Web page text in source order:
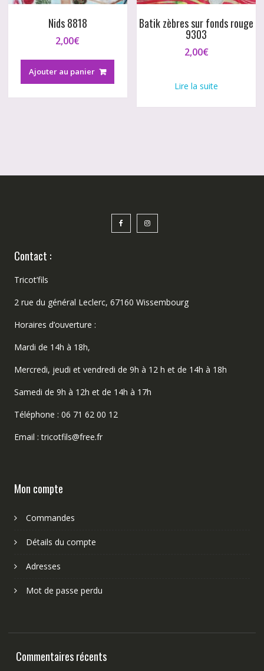
Nids 8818
2,00€
Ajouter au panier
Batik zèbres sur fonds rouge
9303
2,00€
Lire la suite
Contact :
Tricot’fils
2 rue du général Leclerc, 67160 Wissembourg
Horaires d’ouverture :
Mardi de 14h à 18h,
Mercredi, jeudi et vendredi de 9h à 12 h et de 14h à 18h
Samedi de 9h à 12h et de 14h à 17h
Téléphone : 06 71 62 00 12
Email : tricotfils@free.fr
Mon compte
Commandes
Détails du compte
Adresses
Mot de passe perdu
Commentaires récents